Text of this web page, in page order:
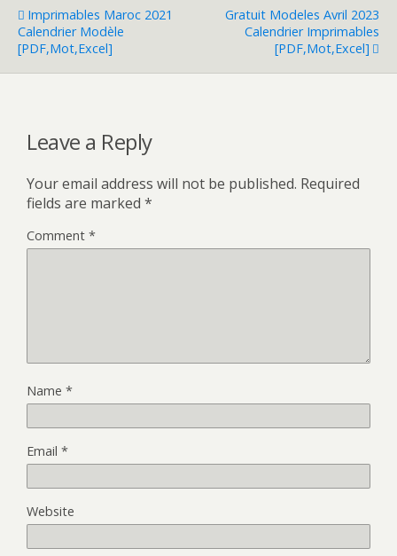
Imprimables Maroc 2021
Calendrier Modèle
[PDF,Mot,Excel]
Gratuit Modeles Avril 2023
Calendrier Imprimables
[PDF,Mot,Excel]
Leave a Reply
Your email address will not be published. Required
fields are marked *
Comment *
Name *
Email *
Website